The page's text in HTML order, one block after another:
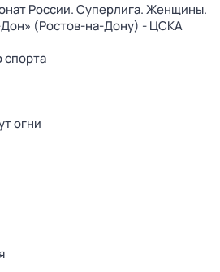
России. Суперлига. Женщины.
(Ростов-на-Дону) - ЦСКА
спорта
огни